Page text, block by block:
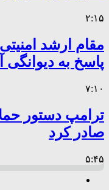
۲:۱۵
مقام ارشد
پاسخ به دیوانگی
۷:۱۰
ترامپ دستور
صادر کرد
۵:۴۵